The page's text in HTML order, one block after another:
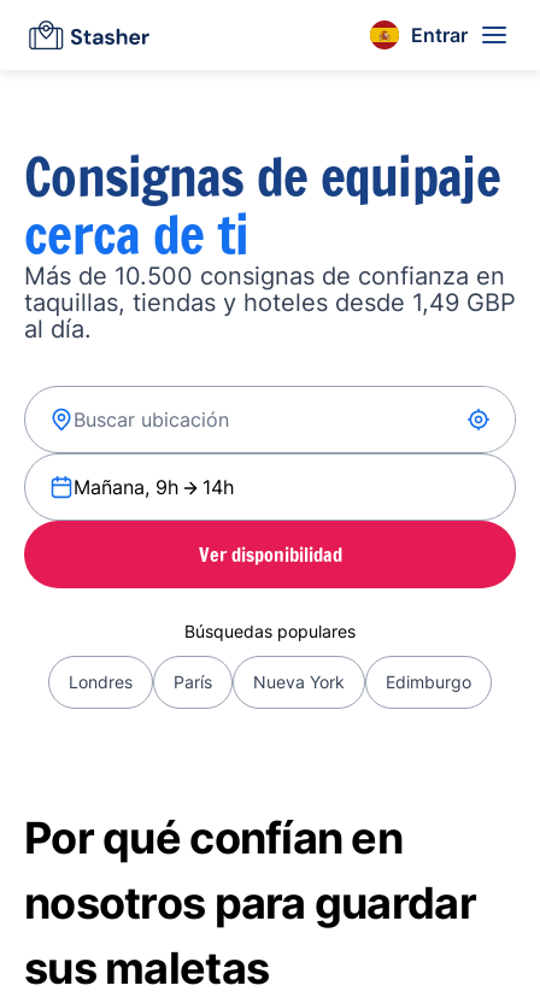
Entrar
Consignas de equipaje
cerca de ti
Más de 10.500 consignas de confianza en
taquillas, tiendas y hoteles desde 1,49 GBP
al día.
Mañana, 9h 14h
Ver disponibilidad
Búsquedas populares
Londres París Nueva York Edimburgo
Por qué confían en
nosotros para guardar
sus maletas